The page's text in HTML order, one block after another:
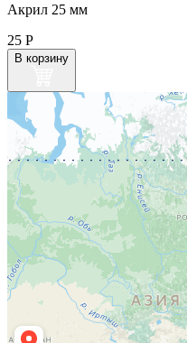
Акрил 25 мм
25 Р
В корзину